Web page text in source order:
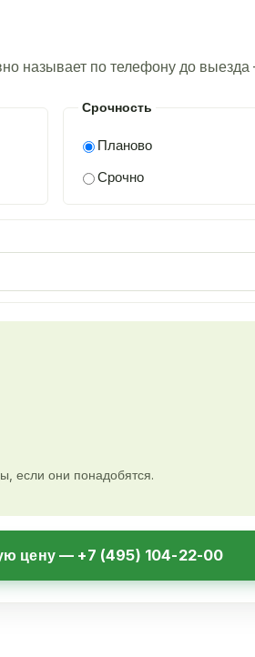
называет по телефону до
Срочность
Планово
Срочно
если они понадобятся.
цену — +7 (495) 104-22-00